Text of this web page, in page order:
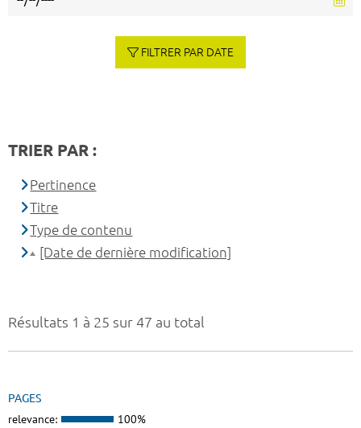
Résultats 1 à 25 sur 47 au total
PAGES
relevance: 100%
FILTRER PAR DATE
TRIER PAR :
Pertinence
Titre
Type de contenu
[Date de dernière modification]